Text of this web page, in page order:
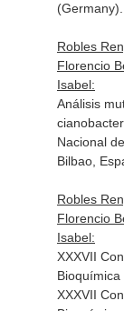
Robles
Florencio
Isabel:
Análisis
Nacional
Bilbao,
Robles
Florencio
Isabel:
XXXVII
Bioquímica
XXXVII